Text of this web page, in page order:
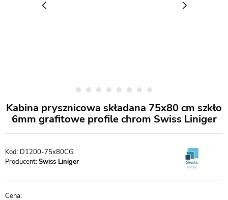
Kabina prysznicowa składana 75x80 cm szkło
6mm grafitowe profile chrom Swiss Liniger
D1200-75x80CG
Producent:Swiss Liniger